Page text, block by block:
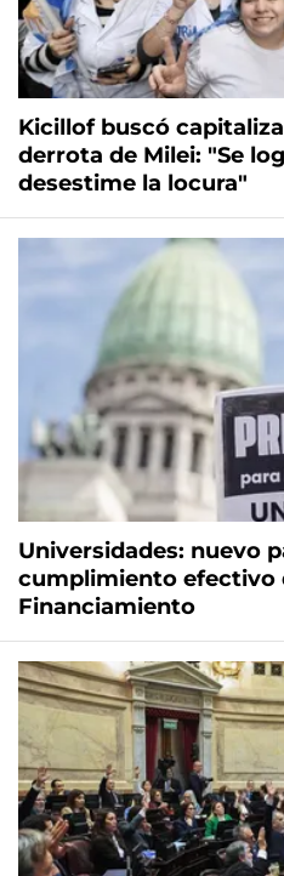
Kicillof buscó
derrota de Milei: "Se
desestime la locura"
Universidades: nuevo
cumplimiento efectivo
Financiamiento